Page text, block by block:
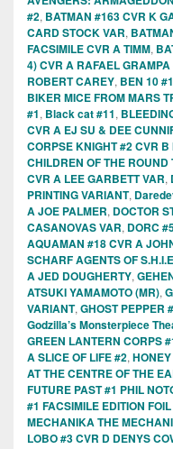
#2, BATMAN #163 CVR K
CARD STOCK VAR,
FACSIMILE CVR A TIMM,
4) CVR A RAFAEL GRAMPA
ROBERT CAREY, BEN 10
BIKER MICE FROM MARS
#1, Black cat #11,
CVR A EJ SU & DEE
CORPSE KNIGHT #2 CVR
CHILDREN OF THE ROUND
CVR A LEE GARBETT VAR,
PRINTING VARIANT,
A JOE PALMER, DOCTOR
CASANOVAS VAR, DORC
AQUAMAN #18 CVR A
SCHARF AGENTS OF
A JED DOUGHERTY,
ATSUKI YAMAMOTO (MR),
VARIANT, GHOST PEPPER
Godzilla’s Monsterpiece
GREEN LANTERN CORPS
A SLICE OF LIFE #2,
AT THE CENTRE OF THE
FUTURE PAST #1 PHIL
#1 FACSIMILE EDITION
MECHANIKA THE
LOBO #3 CVR D DENYS